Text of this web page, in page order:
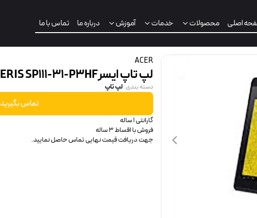
اصلی محصولات خدمات آموزش درباره ما تماس با ما
ACER
لپ تاپ ایسرSWIFT SERIS SP111-31-P3HF
دسته بندی: لپ تاپ
تماس بگیرید
گارانتی 1 ساله
فروش با اقساط 3 ساله
جهت دریافت قیمت نهایی تماس حاصل نمایید.